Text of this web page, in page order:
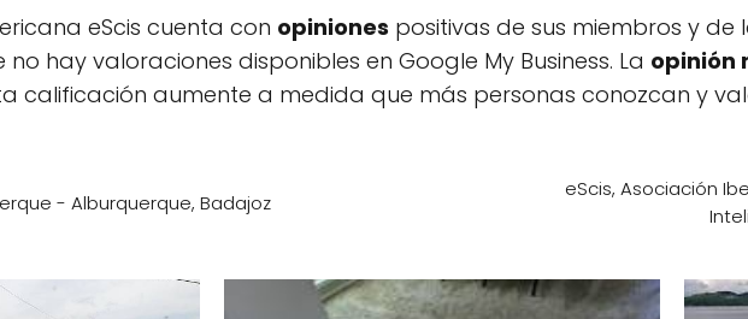
eScis cuenta con opiniones positivas de sus miembros y de
hay valoraciones disponibles en Google My Business. La opinión
calificación aumente a medida que más personas conozcan y
- Alburquerque, Badajoz
eScis, Asociación